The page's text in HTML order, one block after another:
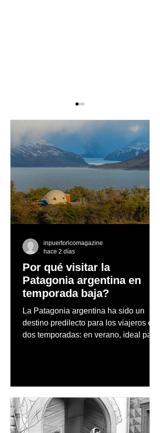
Tiffany & Co. presenta
su nueva tienda en Bal
Harbour Shops en Miami
Por qué visitar la
Patagonia argentina en
temporada baja?
La Patagonia argentina ha sido un
destino predilecto para los viajeros en
dos temporadas: en verano, ideal para
nevados en las montañas
inpuertoricomagazine
hace 2 días